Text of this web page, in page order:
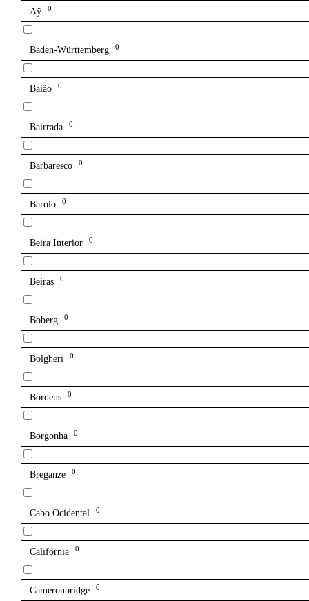
Aÿ 0
Baden-Württemberg 0
Baião 0
Bairrada 0
Barbaresco 0
Barolo 0
Beira Interior 0
Beiras 0
Boberg 0
Bolgheri 0
Bordeus 0
Borgonha 0
Breganze 0
Cabo Ocidental 0
Califórnia 0
Cameronbridge 0